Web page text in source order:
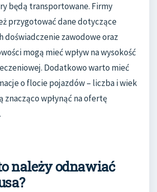
będą transportowane. Firmy
przygotować dane dotyczące
doświadczenie zawodowe oraz
mogą mieć wpływ na wysokość
Dodatkowo warto mieć
o flocie pojazdów – liczba i wiek
znacząco wpłynąć na ofertę
należy odnawiać